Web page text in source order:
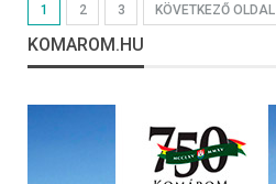
1 2 3 KÖVETKEZŐ OLDAL
KOMAROM.HU